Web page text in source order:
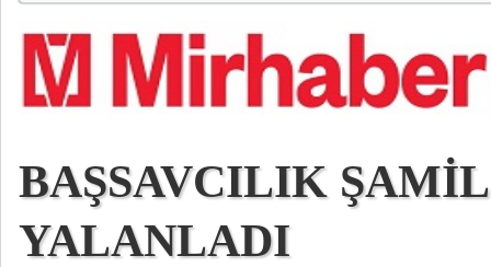
BAŞSAVCILIK
YALANLADI